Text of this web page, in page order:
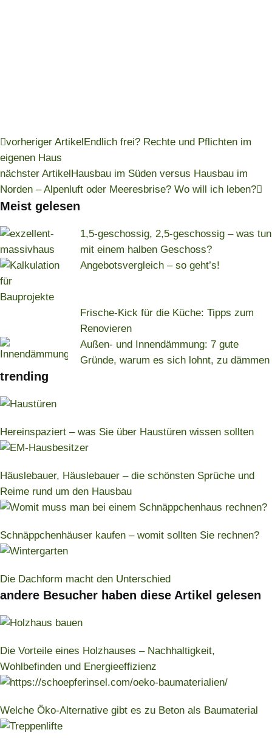
vorheriger ArtikelEndlich frei? Rechte und Pflichten im
eigenen Haus
nächster ArtikelHausbau im Süden versus Hausbau im
Norden – Alpenluft oder Meeresbrise? Wo will ich leben?
Meist gelesen
1,5-geschossig, 2,5-geschossig – was tun
mit einem halben Geschoss?
Angebotsvergleich – so geht’s!
Frische-Kick für die Küche: Tipps zum
Renovieren
Außen- und Innendämmung: 7 gute
Gründe, warum es sich lohnt, zu dämmen
trending
Hereinspaziert – was Sie über Haustüren wissen sollten
Häuslebauer, Häuslebauer – die schönsten Sprüche und
Reime rund um den Hausbau
Schnäppchenhäuser kaufen – womit sollten Sie rechnen?
Die Dachform macht den Unterschied
andere Besucher haben diese Artikel gelesen
Die Vorteile eines Holzhauses – Nachhaltigkeit,
Wohlbefinden und Energieeffizienz
Welche Öko-Alternative gibt es zu Beton als Baumaterial